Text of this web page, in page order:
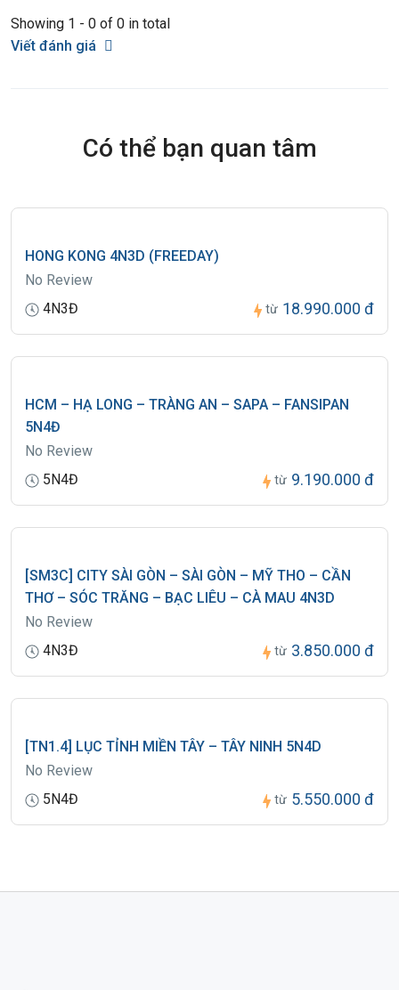
Showing 1 - 0 of 0 in total
Viết đánh giá
Có thể bạn quan tâm
HONG KONG 4N3D (FREEDAY)
No Review
4N3Đ
từ 18.990.000 đ
HCM – HẠ LONG – TRÀNG AN – SAPA – FANSIPAN
5N4Đ
No Review
5N4Đ
từ 9.190.000 đ
[SM3C] CITY SÀI GÒN – SÀI GÒN – MỸ THO – CẦN
THƠ – SÓC TRĂNG – BẠC LIÊU – CÀ MAU 4N3D
No Review
4N3Đ
từ 3.850.000 đ
[TN1.4] LỤC TỈNH MIỀN TÂY – TÂY NINH 5N4D
No Review
5N4Đ
từ 5.550.000 đ